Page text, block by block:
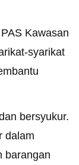
Kawasan
syarikat
bersyukur.
dalam
barangan